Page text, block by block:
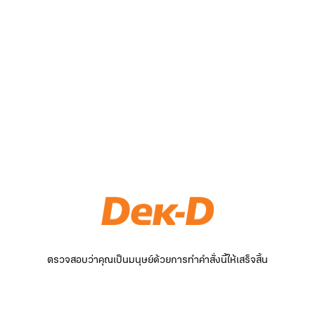
ตรวจสอบว่าคุณเป็นมนุษย์ด้วยการทำคำสั่งนี้ให้เสร็จสิ้น